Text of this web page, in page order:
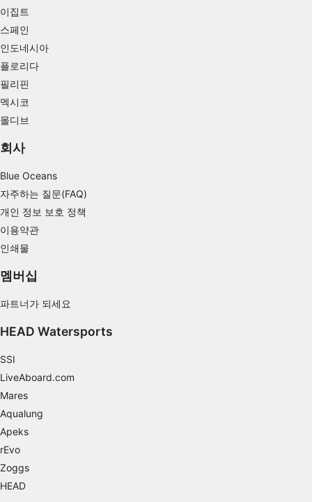
이집트
스페인
인도네시아
플로리다
필리핀
멕시코
몰디브
회사
Blue Oceans
자주하는 질문(FAQ)
개인 정보 보호 정책
이용약관
인쇄물
멤버십
파트너가 되세요
HEAD Watersports
SSI
LiveAboard.com
Mares
Aqualung
Apeks
rEvo
Zoggs
HEAD